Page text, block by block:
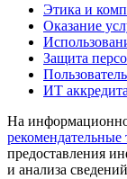
Этика и
Оказание
Защита
ИТ
На
рекомендательные
предоставления
и анализа